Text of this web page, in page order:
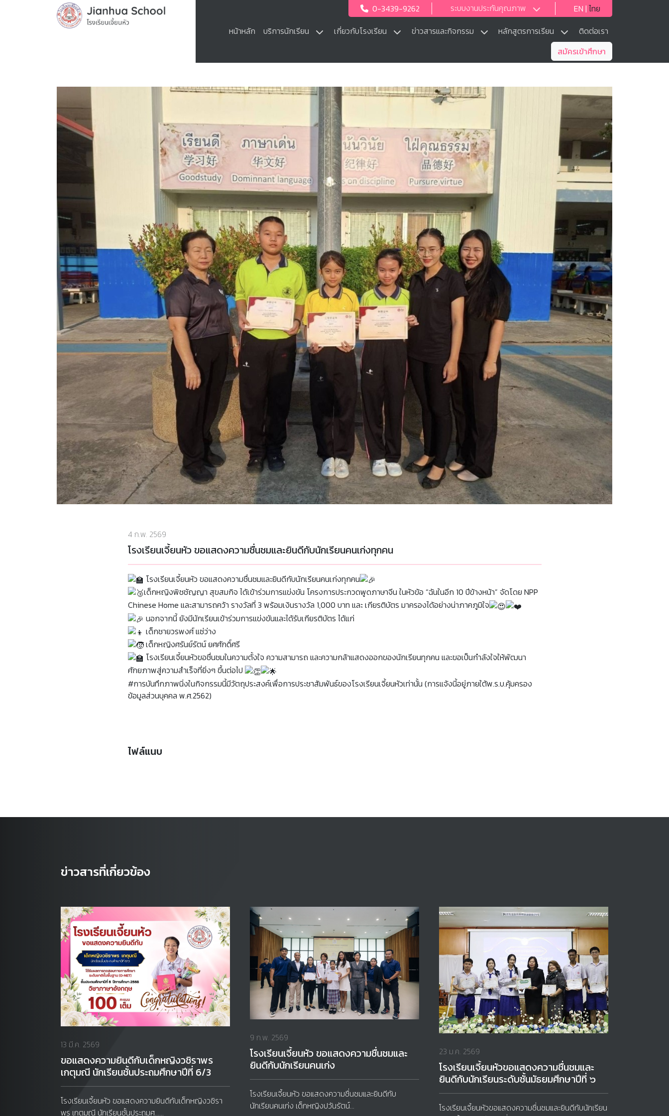
0-3439-9262 ระบบงานประกันคุณภาพ EN | ไทย
หน้าหลัก
บริการนักเรียน เกี่ยวกับโรงเรียน ข่าวสารและกิจกรรม หลักสูตรการเรียน
ติดต่อเรา
สมัครเข้าศึกษา
4 ก.พ. 2569
โรงเรียนเจี้ยนหัว ขอแสดงความชื่นชมและยินดีกับนักเรียนคนเก่งทุกคน
โรงเรียนเจี้ยนหัว ขอแสดงความชื่นชมและยินดีกับนักเรียนคนเก่งทุกคน
เด็กหญิงพิชชัญญา สุขสมกิจ ได้เข้าร่วมการแข่งขัน โครงการประกวดพูดภาษาจีน ในหัวข้อ “ฉันในอีก 10 ปีข้างหน้า” จัดโดย NPP
Chinese Home และสามารถคว้า รางวัลที่ 3 พร้อมเงินรางวัล 1,000 บาท และ เกียรติบัตร มาครองได้อย่างน่าภาคภูมิใจ
นอกจากนี้ ยังมีนักเรียนเข้าร่วมการแข่งขันและได้รับเกียรติบัตร ได้แก่
เด็กชายวรพงศ์ แซ่ว่าง
เด็กหญิงศรันย์รัตน์ ยศศักดิ์ศรี
โรงเรียนเจี้ยนหัวขอชื่นชมในความตั้งใจ ความสามารถ และความกล้าแสดงออกของนักเรียนทุกคน และขอเป็นกำลังใจให้พัฒนา
ศักยภาพสู่ความสำเร็จที่ยิ่งๆ ขึ้นต่อไป
#การบันทึกภาพนิ่งในกิจกรรมนี้มีวัตถุประสงค์เพื่อการประชาสัมพันธ์ของโรงเรียนเจี้ยนหัวเท่านั้น (การแจ้งนี้อยู่ภายใต้พ.ร.บ.คุ้มครอง
ข้อมูลส่วนบุคคล พ.ศ.2562)
ไฟล์แนบ
ข่าวสารที่เกี่ยวข้อง
13 มี.ค. 2569
ขอแสดงความยินดีกับเด็กหญิงวชิราพร
เกตุมณี นักเรียนชั้นประถมศึกษาปีที่ 6/3
โรงเรียนเจี้ยนหัว ขอแสดงความยินดีกับเด็กหญิงวชิรา
พร เกตุมณี นักเรียนชั้นประถมศ......
9 ก.พ. 2569
โรงเรียนเจี้ยนหัว ขอแสดงความชื่นชมและ
ยินดีกับนักเรียนคนเก่ง
โรงเรียนเจี้ยนหัว ขอแสดงความชื่นชมและยินดีกับ
นักเรียนคนเก่ง เด็กหญิงปวันรัตน์...
23 ม.ค. 2569
โรงเรียนเจี้ยนหัวขอแสดงความชื่นชมและ
ยินดีกับนักเรียนระดับชั้นมัธยมศึกษาปีที่ ๖
โรงเรียนเจี้ยนหัวขอแสดงความชื่นชมและยินดีกับนักเรียน